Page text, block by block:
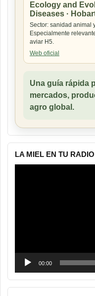
Ecology and
Diseases ·
Sector: sanidad animal
Especialmente
aviar H5.
Web oficial
Una guía rápida
mercados,
agro global.
LA MIEL EN TU
00:00